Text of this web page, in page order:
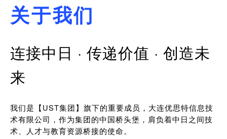
关于我们
连接中日 · 传递价值 · 创造未
来
我们是【UST集团】旗下的重要成员，大连优思特信息技
术有限公司，作为集团的中国桥头堡，肩负着中日之间技
术、人才与教育资源桥接的使命。